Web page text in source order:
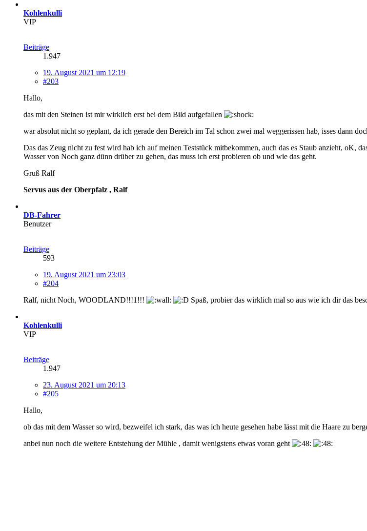
Kohlenkulli
VIP
Beiträge
1.947
19. August 2021 um 12:19
#203
Hallo,
das mit den Steinen ist mir wirklich erst bei dem Bild aufgefallen
war absolut nicht so geplant, da ich gerade den Bereich im Tal schon zwei mal weggerissen hab, isses dann
Das das Zeug nicht zu fest wird hab ich auf meinen Teststück mitbekommen, auch das es Staub anzieht, oK,
Wasser von Noch ganz dünn drüber zu gehen, das muss ich erst probieren ob und wie das geht.
Gruß Ralf
Servus aus der Oberpfalz , Ralf
DB-Fahrer
Benutzer
Beiträge
593
19. August 2021 um 23:03
#204
Ralf, nicht Noch, WOODLAND!!!1!!!
Spaß, probier das wirklich mal so aus wie ich dir das
Kohlenkulli
VIP
Beiträge
1.947
23. August 2021 um 20:13
#205
Hallo,
ob das mit dem Wasser so wird, bezweifel ich stark, das was ich heute gesehen habe lässt mit die Haare zu
anbei nun noch die weitere Entstehung der Mühle , damit wenigstens etwas voran geht